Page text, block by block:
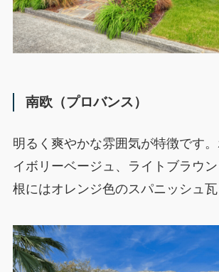
南欧（プロバンス）
明るく爽やかな雰囲気が特徴です
イボリーベージュ、ライトブラウ
根にはオレンジ色のスパニッシュ瓦